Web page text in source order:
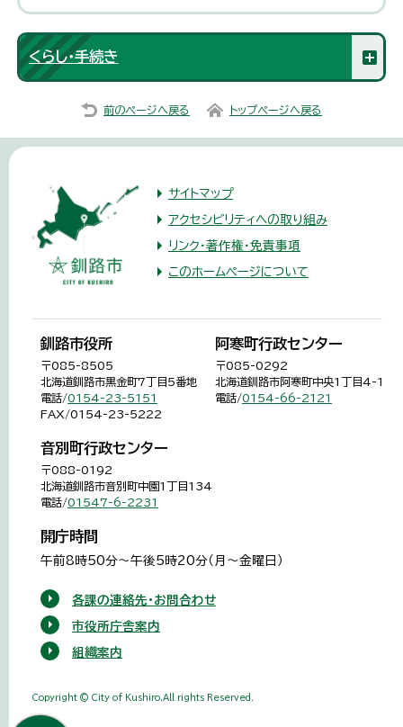
くらし・手続き
前のページへ戻る トップページへ戻る
サイトマップ
アクセシビリティへの取り組み
リンク・著作権・免責事項
このホームページについて
釧路市役所
〒085-8505
北海道釧路市黒金町7丁目5番地
電話/0154-23-5151
FAX/0154-23-5222
阿寒町行政センター
〒085-0292
北海道釧路市阿寒町中央1丁目4-1
電話/0154-66-2121
音別町行政センター
〒088-0192
北海道釧路市音別町中園1丁目134
電話/01547-6-2231
開庁時間
午前8時50分～午後5時20分（月～金曜日）
各課の連絡先・お問合わせ
市役所庁舎案内
組織案内
Copyright © City of Kushiro,All rights Reserved.